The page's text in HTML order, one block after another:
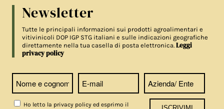
Newsletter
Tutte le principali informazioni sui prodotti agroalimentari e
vitivinicoli DOP IGP STG italiani e sulle indicazioni geografiche
direttamente nella tua casella di posta elettronica.Leggi
privacy policy
Ho letto la privacy policy ed esprimo il